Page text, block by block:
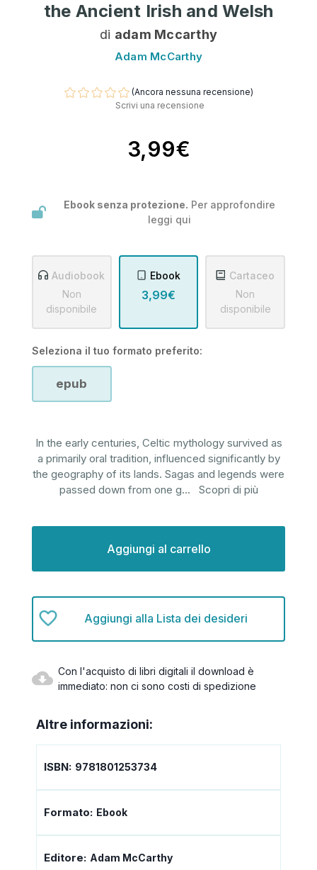
the Ancient Irish and Welsh
di adam Mccarthy
Adam McCarthy
(Ancora nessuna recensione)
Scrivi una recensione
3,99€
Ebook senza protezione. Per approfondire
leggi qui
Audiobook
Non
disponibile
Ebook
3,99€
Cartaceo
Non
disponibile
Seleziona il tuo formato preferito:
epub
In the early centuries, Celtic mythology survived as
a primarily oral tradition, influenced significantly by
the geography of its lands. Sagas and legends were
passed down from one g... Scopri di più
Aggiungi alla Lista dei desideri
Con l'acquisto di libri digitali il download è
immediato: non ci sono costi di spedizione
Altre informazioni:
ISBN: 9781801253734
Formato: Ebook
Editore: Adam McCarthy